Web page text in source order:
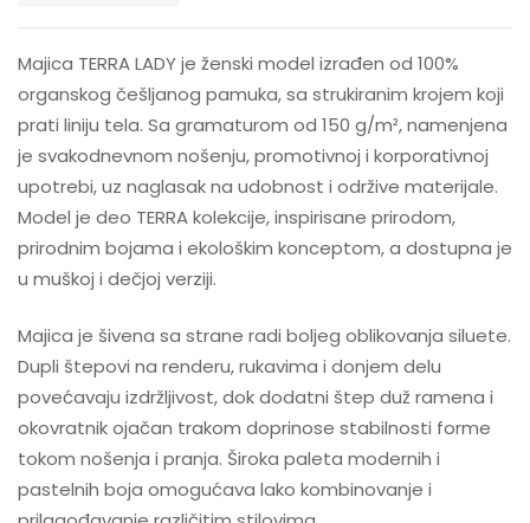
Majica TERRA LADY je ženski model izrađen od 100%
organskog češljanog pamuka, sa strukiranim krojem koji
prati liniju tela. Sa gramaturom od 150 g/m², namenjena
je svakodnevnom nošenju, promotivnoj i korporativnoj
upotrebi, uz naglasak na udobnost i održive materijale.
Model je deo TERRA kolekcije, inspirisane prirodom,
prirodnim bojama i ekološkim konceptom, a dostupna je
u muškoj i dečjoj verziji.
Majica je šivena sa strane radi boljeg oblikovanja siluete.
Dupli štepovi na renderu, rukavima i donjem delu
povećavaju izdržljivost, dok dodatni štep duž ramena i
okovratnik ojačan trakom doprinose stabilnosti forme
tokom nošenja i pranja. Široka paleta modernih i
pastelnih boja omogućava lako kombinovanje i